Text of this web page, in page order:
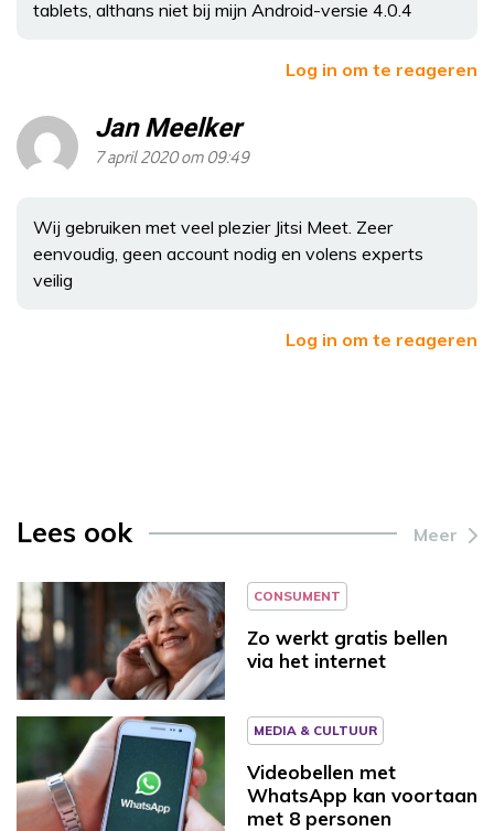
tablets, althans niet bij mijn Android-versie 4.0.4
Log in om te reageren
Jan Meelker
7 april 2020 om 09:49
Wij gebruiken met veel plezier Jitsi Meet. Zeer
eenvoudig, geen account nodig en volens experts
veilig
Log in om te reageren
Lees ook Meer
CONSUMENT
Zo werkt gratis bellen
via het internet
MEDIA & CULTUUR
Videobellen met
WhatsApp kan voortaan
met 8 personen